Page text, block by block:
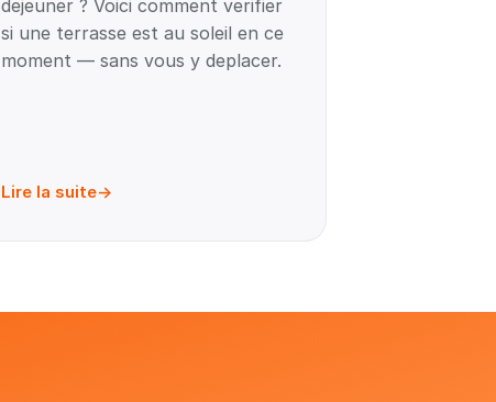
dejeuner ? Voici comment verifier
si une terrasse est au soleil en ce
moment — sans vous y deplacer.
Lire la suite